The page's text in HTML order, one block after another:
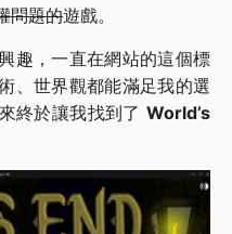
問題的遊戲。
趣，一直在網站的這個標
、世界觀都能滿足我的選
終於讓我找到了 World’s